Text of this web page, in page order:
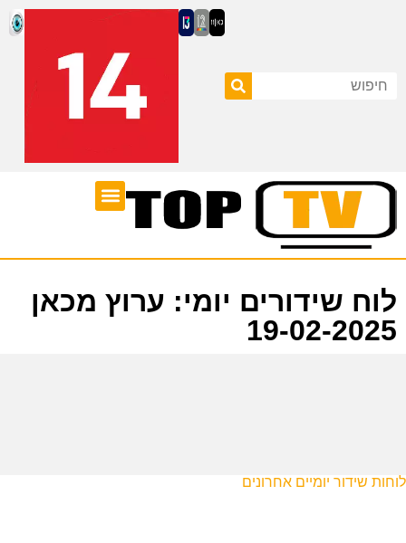
לוח שידורים יומי: ערוץ מכאן
19-02-2025
לוחות שידור יומיים אחרונים